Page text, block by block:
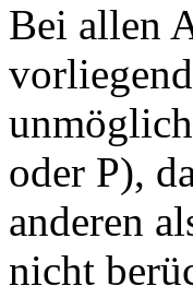
Bei allen
oder P),
anderen
nicht